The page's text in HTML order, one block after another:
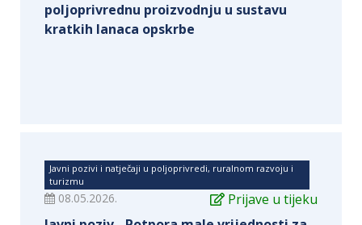
poljoprivrednu proizvodnju u sustavu
kratkih lanaca opskrbe
Javni pozivi i natječaji u poljoprivredi, ruralnom razvoju i
turizmu
Prijave u tijeku
08.05.2026.